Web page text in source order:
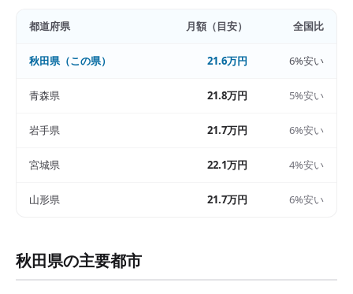
都道府県 月額（目安） 全国比
秋田県（この県） 21.6万円 6%安い
青森県 21.8万円 5%安い
岩手県 21.7万円 6%安い
宮城県 22.1万円 4%安い
山形県 21.7万円 6%安い
秋田県の主要都市